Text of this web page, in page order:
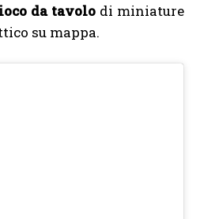
da tavolo di miniature
su mappa.